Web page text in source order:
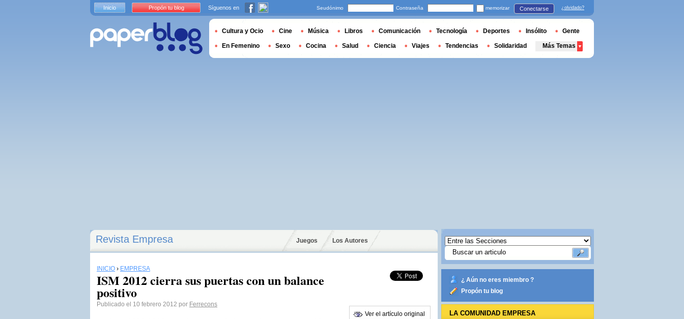
Revista Empresa Juegos Los Autores
INICIO › EMPRESA
ISM 2012 cierra sus puertas con un balance
positivo
Publicado el 10 febrero 2012 por Ferrecons
Ver el artículo original
¿ Aún no eres miembro ?
Propón tu blog
LA COMUNIDAD EMPRESA
Inicio Propón tu blog Síguenos en Seudónimo Contraseña memorizar Conectarse ¿olvidado?
Cultura y Ocio Cine Música Libros Comunicación Tecnología Deportes Insólito Gente
En Femenino Sexo Cocina Salud Ciencia Viajes Tendencias Solidaridad Más Temas